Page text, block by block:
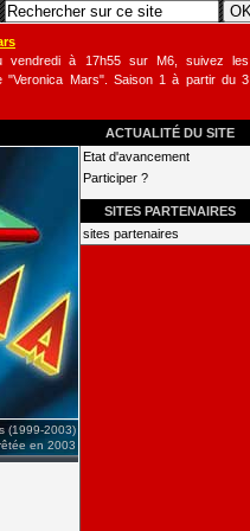
vendredi à 17h55 sur M6, suivez les
"Veronica Mars". Saison 1 à partir du 3
ACTUALITÉ DU SITE
(1999-2003)
en 2003
Etat d'avancement
Participer ?
SITES PARTENAIRES
sites partenaires